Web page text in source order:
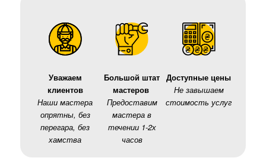
Уважаем
клиентов
Наши мастера
опрятны, без
перегара, без
хамства
Большой штат
мастеров
Предоставим
мастера в
течении 1-2х
часов
Доступные цены
Не завышаем
стоимость услуг